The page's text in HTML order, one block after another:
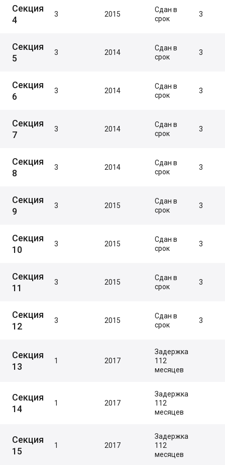
Секция
4
3 2015
Сдан в
срок
3
Секция
5
3 2014
Сдан в
срок
3
Секция
6
3 2014
Сдан в
срок
3
Секция
7
3 2014
Сдан в
срок
3
Секция
8
3 2014
Сдан в
срок
3
Секция
9
3 2015
Сдан в
срок
3
Секция
10
3 2015
Сдан в
срок
3
Секция
11
3 2015
Сдан в
срок
3
Секция
12
3 2015
Сдан в
срок
3
Секция
13
1 2017
Задержка
112
месяцев
Секция
14
1 2017
Задержка
112
месяцев
Секция
15
1 2017
Задержка
112
месяцев